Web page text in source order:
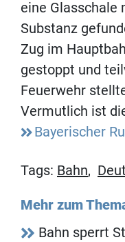
eine Glasschale
Substanz
Zug im
gestoppt und
Feuerwehr
Vermutlich ist
Bayerischer
Tags: Bahn,
Mehr zum
Bahn sperrt